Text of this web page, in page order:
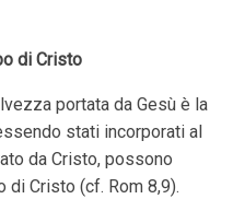
di Cristo
portata da Gesù è la
stati incorporati al
da Cristo, possono
Cristo (cf. Rom 8,9).